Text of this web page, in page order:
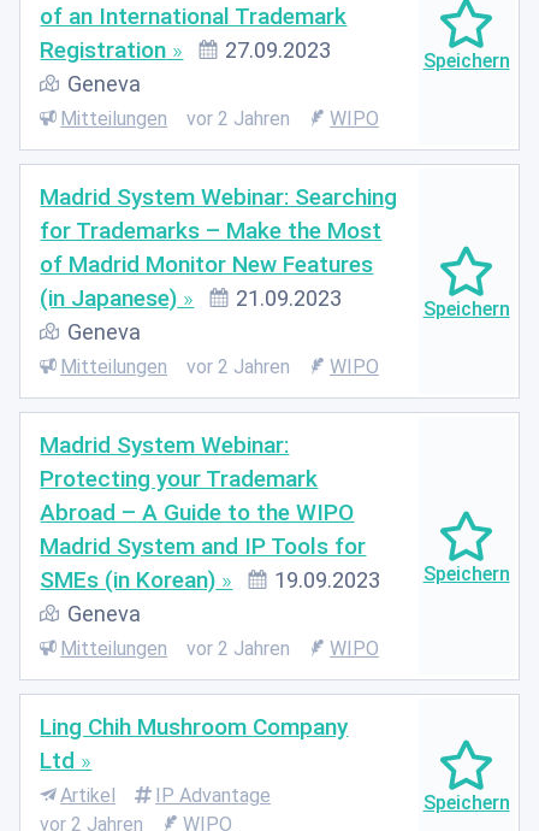
of an International Trademark
Registration
27.09.2023
Geneva
Mitteilungen vor 2 Jahren WIPO
Madrid System Webinar: Searching
for Trademarks – Make the Most
of Madrid Monitor New Features
(in Japanese)
21.09.2023
Geneva
Mitteilungen vor 2 Jahren WIPO
Madrid System Webinar:
Protecting your Trademark
Abroad – A Guide to the WIPO
Madrid System and IP Tools for
SMEs (in Korean)
19.09.2023
Geneva
Mitteilungen vor 2 Jahren WIPO
Ling Chih Mushroom Company
Ltd
Artikel
IP Advantage
vor 2 Jahren
WIPO